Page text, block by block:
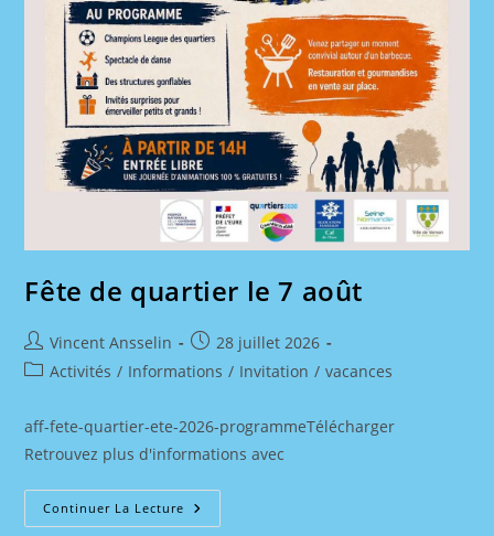
Fête de quartier le 7 août
Auteur/autrice
de
Vincent Ansselin
Publication
publiée :
28 juillet 2026
PostActivités / Informations / Invitation / vacances
aff-fete-quartier-ete-2026-programmeTélécharger
Retrouvez plus d'informations avec
Continuer La Lecture Fête
De